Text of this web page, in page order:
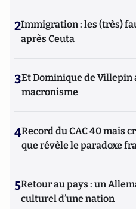
2Immigration : les (très)
après Ceuta
3Et Dominique de
macronisme
4Record du CAC 40 mais
que révèle le paradoxe
5Retour au pays : un
culturel d’une nation